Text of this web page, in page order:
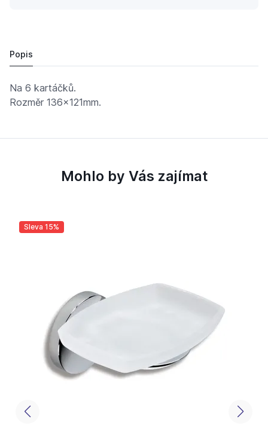
Popis
Na 6 kartáčků.
Rozměr 136x121mm.
Mohlo by Vás zajímat
Sleva 15%